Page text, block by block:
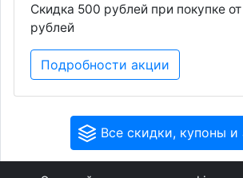
Скидка 500 рублей при покупке
рублей
Подробности акции
Все скидки, купоны и